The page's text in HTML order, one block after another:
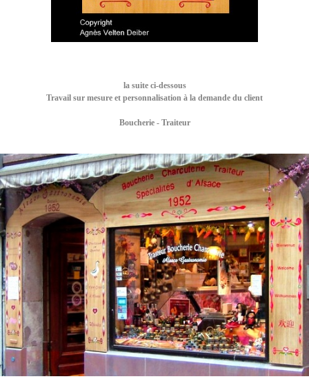
la suite ci-dessous
Travail sur mesure et personnalisation à la demande du client
Boucherie - Traiteur